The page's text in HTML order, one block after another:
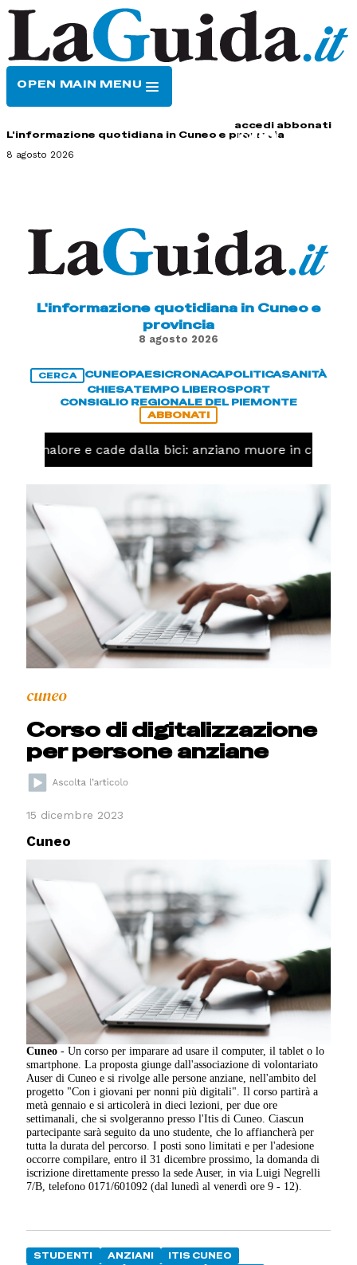
OPEN MAIN MENU
accedi abbonati
L'informazione quotidiana in Cuneo e provincia
8 agosto 2026
L'informazione quotidiana in Cuneo e
provincia
8 agosto 2026
CERCA CUNEOPAESICRONACAPOLITICASANITÀ
CHIESATEMPO LIBEROSPORT
CONSIGLIO REGIONALE DEL PIEMONTE
ABBONATI
un malore e cade dalla bici: anziano muore in corso
cuneo
Corso di digitalizzazione
per persone anziane
15 dicembre 2023
Cuneo
Cuneo - Un corso per imparare ad usare il computer, il tablet o lo
smartphone. La proposta giunge dall'associazione di volontariato
Auser di Cuneo e si rivolge alle persone anziane, nell'ambito del
progetto "Con i giovani per nonni più digitali". Il corso partirà a
metà gennaio e si articolerà in dieci lezioni, per due ore
settimanali, che si svolgeranno presso l'Itis di Cuneo. Ciascun
partecipante sarà seguito da uno studente, che lo affiancherà per
tutta la durata del percorso. I posti sono limitati e per l'adesione
occorre compilare, entro il 31 dicembre prossimo, la domanda di
iscrizione direttamente presso la sede Auser, in via Luigi Negrelli
7/B, telefono 0171/601092 (dal lunedì al venerdì ore 9 - 12).
STUDENTI ANZIANI
ITIS CUNEO